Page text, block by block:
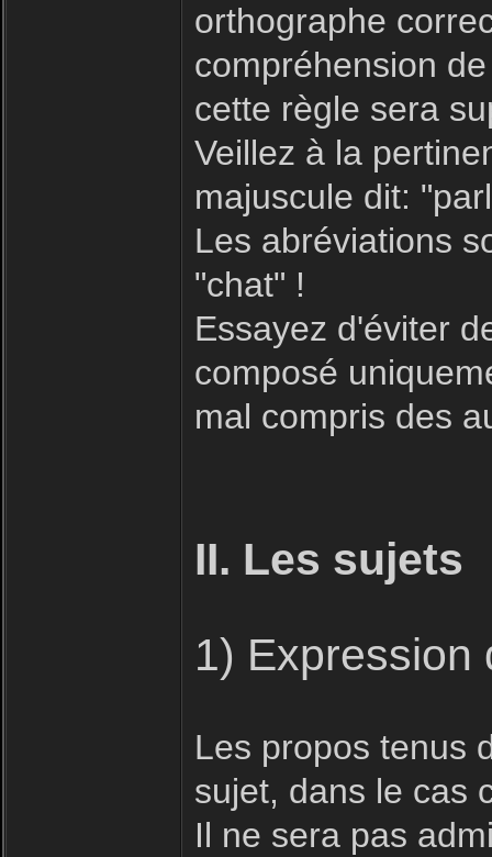
orthographe
compréhension
cette règle sera
Veillez à la
majuscule dit:
Les abréviations
"chat" !
Essayez d'éviter
composé
mal compris des
II. Les sujets
1) Expression
Les propos tenus
sujet, dans le cas
Il ne sera pas